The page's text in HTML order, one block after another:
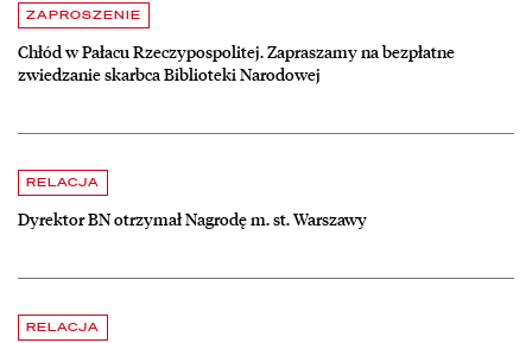
Aktualności
ZAPROSZENIE
Chłód w Pałacu Rzeczypospolitej. Zapraszamy na bezpłatne
zwiedzanie skarbca Biblioteki Narodowej
czytaj więcej o Chłód w Pałacu Rzeczypospolitej. Zapraszamy na
RELACJA
Dyrektor BN otrzymał Nagrodę m. st. Warszawy
czytaj więcej o Dyrektor BN otrzymał Nagrodę m. st. Warszawy
RELACJA
czytaj więcej o Hortensje i kalina zdobią otoczenie Biblioteki